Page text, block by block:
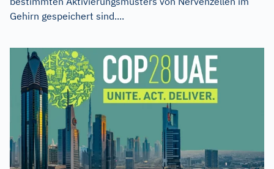
Gehirn gespeichert sind....